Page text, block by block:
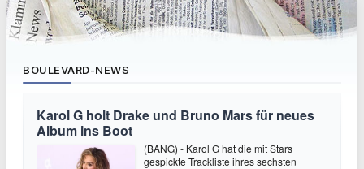
BOULEVARD-NEWS
Karol G holt Drake und Bruno Mars für neues
Album ins Boot
(BANG) - Karol G hat die mit Stars
gespickte Trackliste ihres sechsten